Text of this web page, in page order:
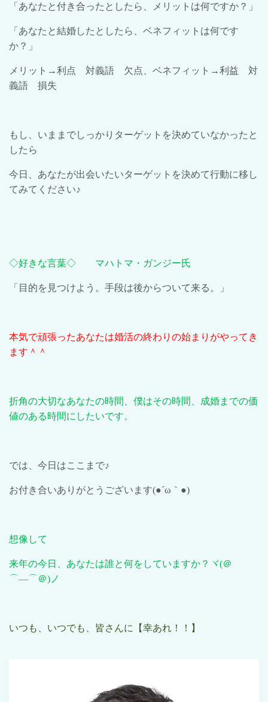
「あなたと付き合ったとしたら、メリットは何ですか？」
「あなたと結婚したとしたら、ベネフィットは何です
か？」
メリット→利点 対義語 欠点、ベネフィット→利益 対
義語 損失
もし、いままでしっかりターゲットを決めていなかったと
したら
今日、あなたが出会いたいターゲットを決めて行動に移し
てみてください♪
◇好き な言葉◇ マハトマ・ガンジー氏
「目的を見つけよう。手段は後からついて来る。」
本気で頑張ったあなたは婚活の終わりの始まりがやってき
ます＾＾
折角の大切なあなたの時間、僕はその時間、成婚までの価
値のある時間にしたいです。
では、今日はここまで♪
お付き合いありがとうございます(●´ω ｀ ●)
想像して
来年の今日、あなたは誰と何をしていますか？ヾ(＠
⌒―⌒＠) ノ
いつも、いつでも、皆さんに【幸あれ！！】